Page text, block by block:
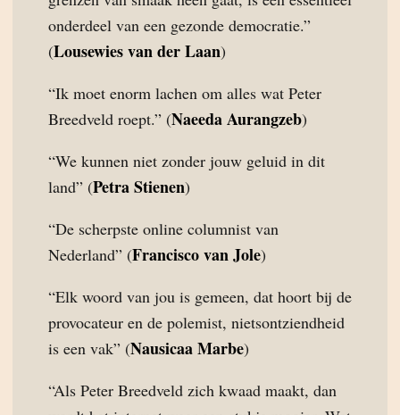
onderdeel van een gezonde democratie.”
(Lousewies van der Laan)
“Ik moet enorm lachen om alles wat Peter
Breedveld roept.” (Naeeda Aurangzeb)
“We kunnen niet zonder jouw geluid in dit
land” (Petra Stienen)
“De scherpste online columnist van
Nederland” (Francisco van Jole)
“Elk woord van jou is gemeen, dat hoort bij de
provocateur en de polemist, nietsontziendheid
is een vak” (Nausicaa Marbe)
“Als Peter Breedveld zich kwaad maakt, dan